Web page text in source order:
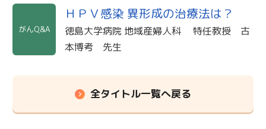
がんQ&A
ＨＰＶ感染 異形成の治療法は？
徳島大学病院 地域産婦人科 特任教授 古
本博考 先生
全タイトル一覧へ戻る